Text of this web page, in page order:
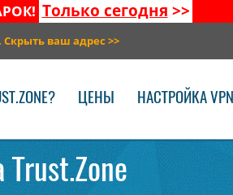
Только сегодня >>
Скрыть ваш адрес >>
ЦЕНЫ НАСТРОЙКА VPN
Trust.Zone